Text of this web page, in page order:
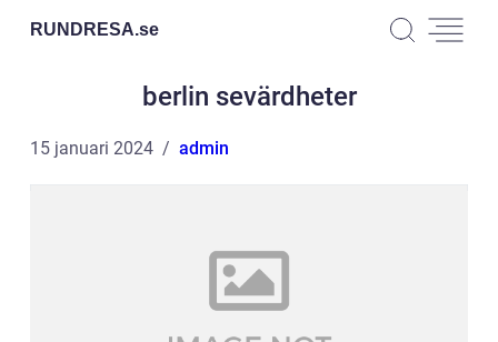
RUNDRESA.se
berlin sevärdheter
15 januari 2024 admin